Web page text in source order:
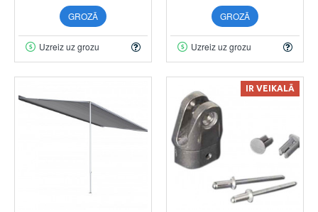
GROZĀ
Uzreiz uz grozu
GROZĀ
Uzreiz uz grozu
IR VEIKALĀ